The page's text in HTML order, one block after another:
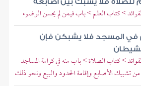
للصلاة فلا يشبك بين أصابعه
> كتاب العلم > باب فيمن لم يحسن الوضوء
في المسجد فلا يشبكن فإن
> كتاب الصلاة > باب منه في كرامة المساجد
من تشبيك الأصابع وإقامة الحدود والبيع ونحو ذلك